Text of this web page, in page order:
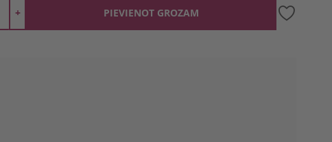
+ PIEVIENOT GROZAM